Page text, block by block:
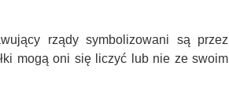
rządy symbolizowani są przez
mogą oni się liczyć lub nie ze swoim